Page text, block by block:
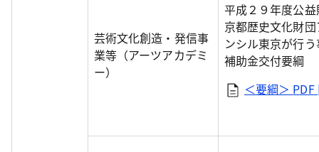
芸術文化創造・発信事
業等（アーツアカデミ
ー）
平成２９年度公
京都歴史文化財
ンシル東京が行
補助金交付要綱
＜要綱＞